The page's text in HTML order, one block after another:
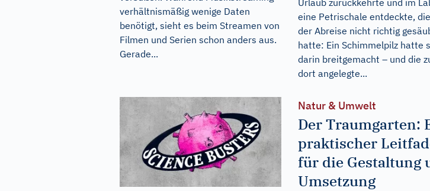
verhältnismäßig wenige Daten
benötigt, sieht es beim Streamen von
Filmen und Serien schon anders aus.
Gerade...
eine Petrischale entdeckte,
der Abreise nicht richtig
hatte: Ein Schimmelpilz hatte
darin breitgemacht – und die
dort angelegte...
Natur & Umwelt
Der Traumgarten:
praktischer
für die Gestaltung
Umsetzung